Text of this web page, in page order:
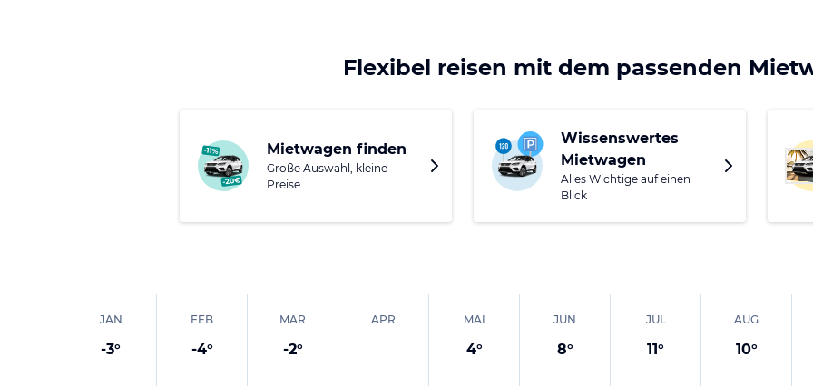
Und wenn Du zur Adventszeit dort bist, erlebst Du mit etwas Glück einen
Flexibel reisen mit dem passenden
Mietwagen finden
Große Auswahl, kleine
Preise
Wissenswertes
Mietwagen
Alles Wichtige auf einen
Blick
JAN
-3°
FEB
-4°
MÄR
-2°
APR MAI
4°
JUN
8°
JUL
11°
AUG
10°